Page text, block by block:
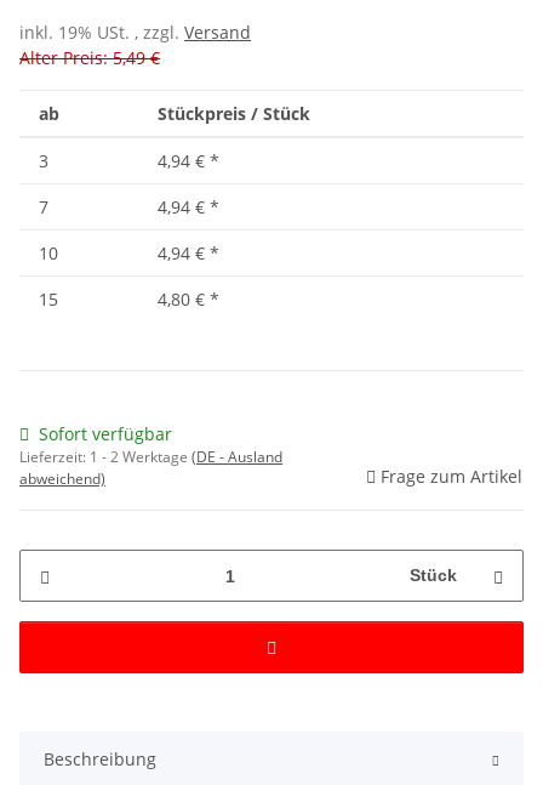
inkl. 19% USt. , zzgl. Versand
Alter Preis: 5,49 €
ab Stückpreis / Stück
3 4,94 € *
7
4,94 € *
10
4,94 € *
15
4,80 € *
Sofort verfügbar
Lieferzeit: 1 - 2 Werktage (DE - Ausland
abweichend)
Frage zum Artikel
Stück
Beschreibung